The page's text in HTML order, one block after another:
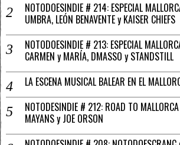
NOTODOESINDIE # 214: ESPECIAL
UMBRA, LEÓN BENAVENTE y KAISER CHIEFS
NOTODOESINDIE # 213: ESPECIAL
CARMEN y MARÍA, DMASSO y STANDSTILL
LA ESCENA MUSICAL BALEAR EN EL
NOTODESINDIE # 212: ROAD TO
MAYANS y JOE ORSON